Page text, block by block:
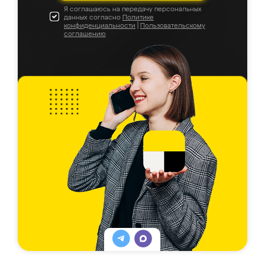
Я соглашаюсь на передачу персональных
данных согласно Политике
конфиденциальности
Пользовательскому
соглашению